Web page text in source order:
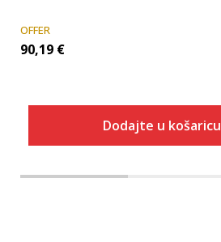
OFFER
90,19 €
Dodajte u košaricu